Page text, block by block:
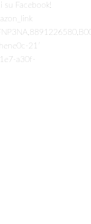
su Facebook!
21′
a30f-